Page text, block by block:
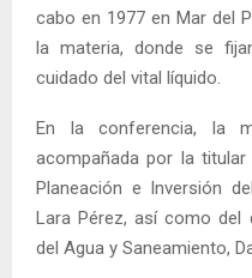
cabo en 1977 en Mar del
la materia, donde se
cuidado del vital líquido.
En la conferencia, la
acompañada por la
Planeación e Inversión
Lara Pérez, así como del
del Agua y Saneamiento,